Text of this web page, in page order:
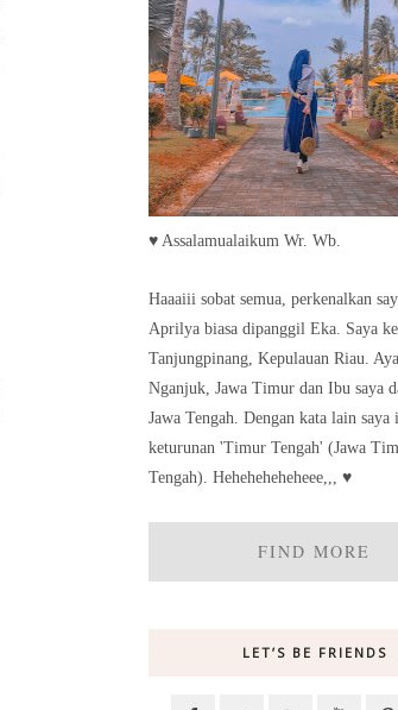
♥ Assalamualaikum Wr. Wb.
Haaaiii sobat semua, perkenalkan
Aprilya biasa dipanggil Eka. Saya
Tanjungpinang, Kepulauan Riau.
Nganjuk, Jawa Timur dan Ibu saya
Jawa Tengah. Dengan kata lain saya
keturunan 'Timur Tengah' (Jawa
Tengah). Heheheheheheee,,, ♥
FIND MORE
LET’S BE FRIENDS